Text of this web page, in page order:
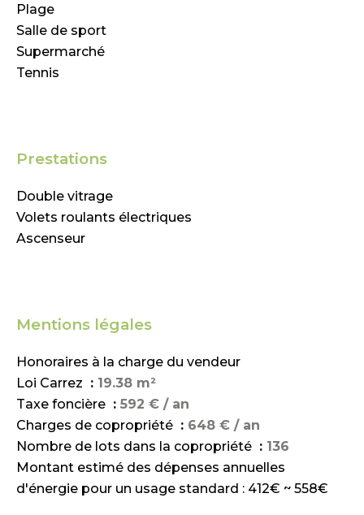
Plage
Salle de sport
Supermarché
Tennis
Prestations
Double vitrage
Volets roulants électriques
Ascenseur
Mentions légales
Honoraires à la charge du vendeur
Loi Carrez
19.38 m²
Taxe foncière
592 € / an
Charges de copropriété
648 € / an
Nombre de lots dans la copropriété
136
Montant estimé des dépenses annuelles
d'énergie pour un usage standard : 412€ ~ 558€